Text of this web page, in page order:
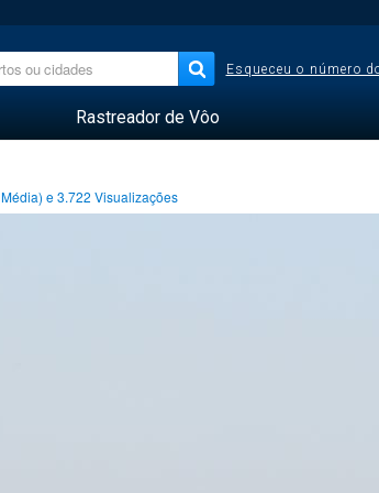
Esqueceu o número
Rastreador de Vôo
Média) e3.722 Visualizações